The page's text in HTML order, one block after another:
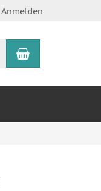
Anmelden
Warenkorb